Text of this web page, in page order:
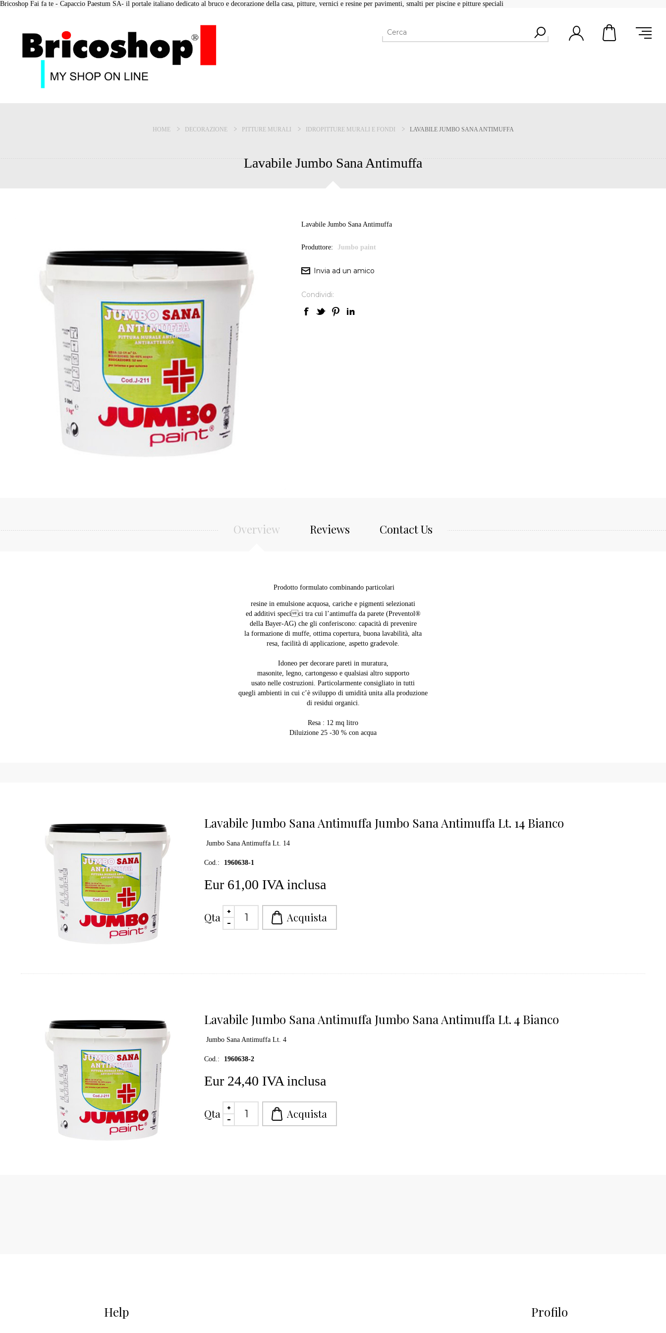
Bricoshop Fai fa te - Capaccio Paestum SA- il portale italiano dedicato al bruco e decorazione della casa, pitture, vernici e resine per pavimenti, smalti per piscine e pitture speciali
HOME DECORAZIONE PITTURE MURALI IDROPITTURE MURALI E FONDI LAVABILE JUMBO SANA ANTIMUFFA
Lavabile Jumbo Sana Antimuffa
Lavabile Jumbo Sana Antimuffa
Produttore: Jumbo paint
Condividi:
Overview Reviews Contact Us
Prodotto formulato combinando particolari
resine in emulsione acquosa, cariche e pigmenti selezionati
ed additivi specici tra cui l’antimuffa da parete (Preventol®
della Bayer-AG) che gli conferiscono: capacità di prevenire
la formazione di muffe, ottima copertura, buona lavabilità, alta
resa, facilità di applicazione, aspetto gradevole.
Idoneo per decorare pareti in muratura,
masonite, legno, cartongesso e qualsiasi altro supporto
usato nelle costruzioni. Particolarmente consigliato in tutti
quegli ambienti in cui c’è sviluppo di umidità unita alla produzione
di residui organici.
Resa : 12 mq litro
Diluizione 25 -30 % con acqua
Lavabile Jumbo Sana Antimuffa Jumbo Sana Antimuffa Lt. 14 Bianco
Jumbo Sana Antimuffa Lt. 14
Cod.: 1960638-1
Eur 61,00 IVA inclusa
Qta
Lavabile Jumbo Sana Antimuffa Jumbo Sana Antimuffa Lt. 4 Bianco
Jumbo Sana Antimuffa Lt. 4
Cod.: 1960638-2
Eur 24,40 IVA inclusa
Qta
Help Profilo